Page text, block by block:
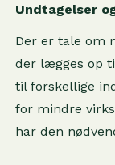
Undtagelser
Der er tale om
der lægges op
til forskellige
for mindre
har den